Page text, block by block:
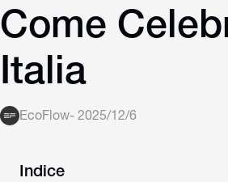
Come
Italia
EcoFlow- 2025/12/6
Indice